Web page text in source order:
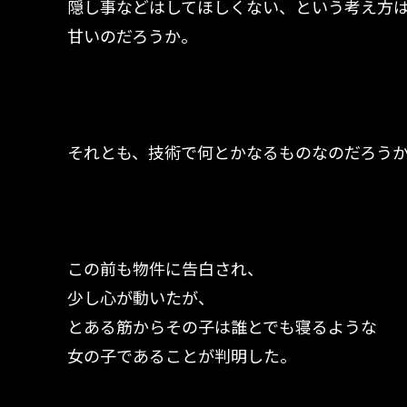
隠し事などはしてほしくない、という考え方は
甘いのだろうか。
それとも、技術で何とかなるものなのだろうか
この前も物件に告白され、
少し心が動いたが、
とある筋からその子は誰とでも寝るような
女の子であることが判明した。